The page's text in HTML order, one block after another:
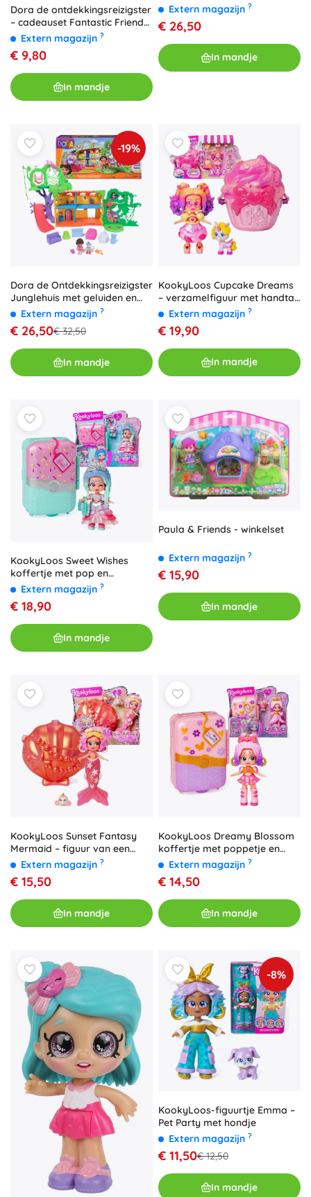
Dora de ontdekkingsreizigster
– cadeauset Fantastic Friends,
5 figuren
Extern magazijn ?
€ 9,80
In mandje
Extern magazijn ?
€ 26,50
In mandje
-19%
Dora de Ontdekkingsreizigster
Junglehuis met geluiden en
figuren
Extern magazijn ?
€ 26,50€ 32,50
In mandje
KookyLoos Cupcake Dreams
– verzamelfiguur met handtas
en accessoires
Extern magazijn ?
€ 19,90
In mandje
KookyLoos Sweet Wishes
koffertje met pop en
accessoires
Extern magazijn ?
€ 18,90
In mandje
Paula & Friends - winkelset
Extern magazijn ?
€ 15,90
In mandje
KookyLoos Sunset Fantasy
Mermaid – figuur van een
zeemeermin met handtas en
Extern magazijn ?
€ 15,50
In mandje
KookyLoos Dreamy Blossom
koffertje met poppetje en
accessoires
Extern magazijn ?
€ 14,50
In mandje
-8%
KookyLoos-figuurtje Emma –
Pet Party met hondje
Extern magazijn ?
€ 11,50€ 12,50
In mandje